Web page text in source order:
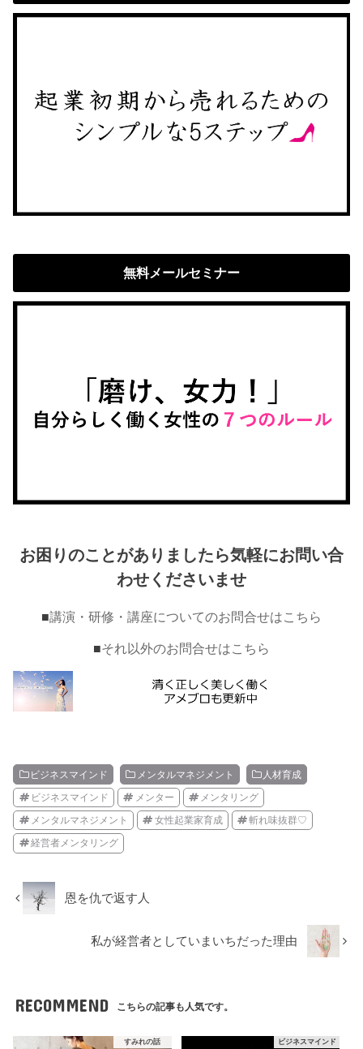
無料メールセミナー
お困りのことがありましたら気軽にお問い合
わせくださいませ
■講演・研修・講座についてのお問合せはこちら
■それ以外のお問合せはこちら
ビジネスマインド メンタルマネジメント 人材育成
ビジネスマインド メンター メンタリング
メンタルマネジメント 女性起業家育成 斬れ味抜群♡
経営者メンタリング
恩を仇で返す人
私が経営者としていまいちだった理由
RECOMMEND こちらの記事も人気です。
すみれの話 ビジネスマインド